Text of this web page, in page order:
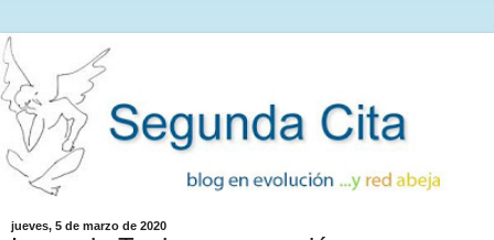
jueves, 5 de marzo de 2020